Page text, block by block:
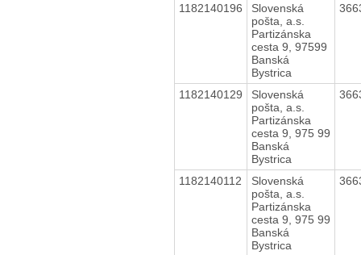
1182140196
Slovenská
pošta, a.s.
Partizánska
cesta 9, 97599
Banská
Bystrica
1182140129
Slovenská
pošta, a.s.
Partizánska
cesta 9, 975 99
Banská
Bystrica
1182140112
Slovenská
pošta, a.s.
Partizánska
cesta 9, 975 99
Banská
Bystrica